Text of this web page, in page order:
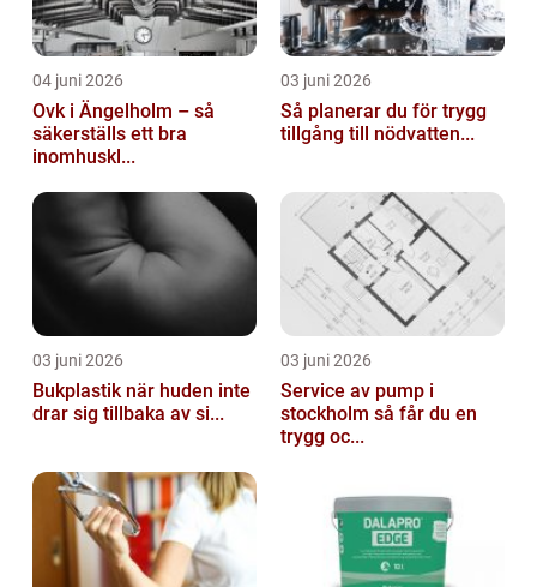
04 juni 2026
Ovk i Ängelholm – så
säkerställs ett bra
inomhuskl...
03 juni 2026
Så planerar du för trygg
tillgång till nödvatten...
03 juni 2026
Bukplastik när huden inte
drar sig tillbaka av si...
03 juni 2026
Service av pump i
stockholm så får du en
trygg oc...